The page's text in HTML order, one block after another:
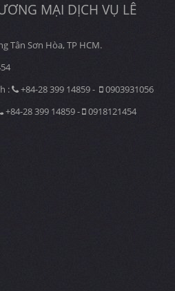
MẠI DỊCH VỤ LÊ
Tân Sơn Hòa, TP HCM.
:
+84-28 399 14859 -
0903931056
+84-28 399 14859 -
0918121454